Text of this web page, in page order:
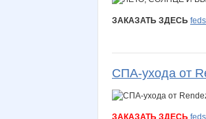
ЗАКАЗАТЬ ЗДЕСЬ
СПА-ухода от
ЗАКАЗАТЬ ЗДЕСЬ